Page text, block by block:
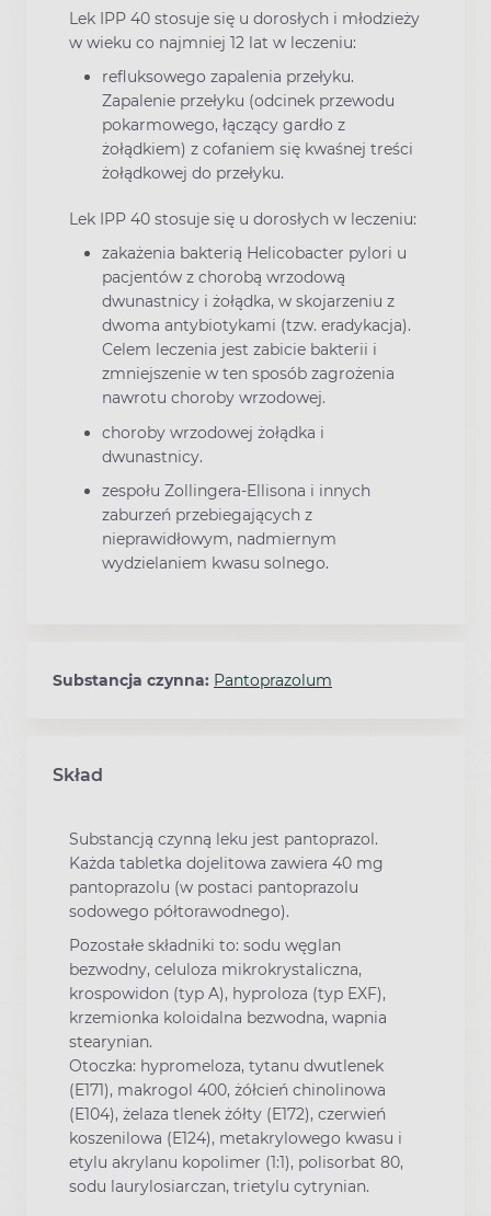
Lek IPP 40 stosuje się u dorosłych i młodzieży
w wieku co najmniej 12 lat w leczeniu:
refluksowego zapalenia przełyku.
Zapalenie przełyku (odcinek przewodu
pokarmowego, łączący gardło z
żołądkiem) z cofaniem się kwaśnej treści
żołądkowej do przełyku.
Lek IPP 40 stosuje się u dorosłych w leczeniu:
zakażenia bakterią Helicobacter pylori u
pacjentów z chorobą wrzodową
dwunastnicy i żołądka, w skojarzeniu z
dwoma antybiotykami (tzw. eradykacja).
Celem leczenia jest zabicie bakterii i
zmniejszenie w ten sposób zagrożenia
nawrotu choroby wrzodowej.
choroby wrzodowej żołądka i
dwunastnicy.
zespołu Zollingera-Ellisona i innych
zaburzeń przebiegających z
nieprawidłowym, nadmiernym
wydzielaniem kwasu solnego.
Substancja czynna: Pantoprazolum
Skład
Substancją czynną leku jest pantoprazol.
Każda tabletka dojelitowa zawiera 40 mg
pantoprazolu (w postaci pantoprazolu
sodowego półtorawodnego).
Pozostałe składniki to: sodu węglan
bezwodny, celuloza mikrokrystaliczna,
krospowidon (typ A), hyproloza (typ EXF),
krzemionka koloidalna bezwodna, wapnia
stearynian.
Otoczka: hypromeloza, tytanu dwutlenek
(E171), makrogol 400, żółcień chinolinowa
(E104), żelaza tlenek żółty (E172), czerwień
koszenilowa (E124), metakrylowego kwasu i
etylu akrylanu kopolimer (1:1), polisorbat 80,
sodu laurylosiarczan, trietylu cytrynian.